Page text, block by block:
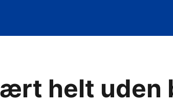
helt uden